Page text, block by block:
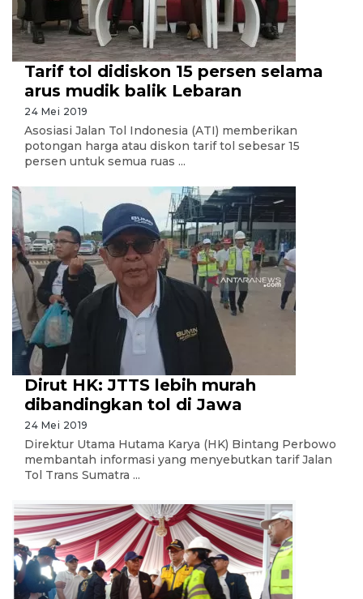
Tarif tol didiskon 15 persen selama
arus mudik balik Lebaran
24 Mei 2019
Asosiasi Jalan Tol Indonesia (ATI) memberikan
potongan harga atau diskon tarif tol sebesar 15
persen untuk semua ruas ...
Dirut HK: JTTS lebih murah
dibandingkan tol di Jawa
24 Mei 2019
Direktur Utama Hutama Karya (HK) Bintang Perbowo
membantah informasi yang menyebutkan tarif Jalan
Tol Trans Sumatra ...